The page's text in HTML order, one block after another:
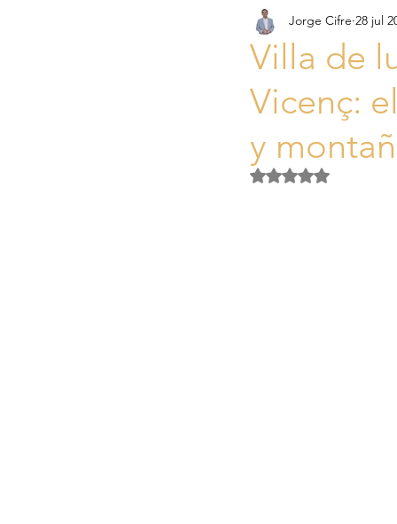
Propiedades de Lujo en Mallorca
Villas en Mallorca: Lujo, Estilo
Activos Singulares Mallorca
Villa de
Vicenç:
y
Jorge Cifre 28 jul
Obtuvo NaN de 5